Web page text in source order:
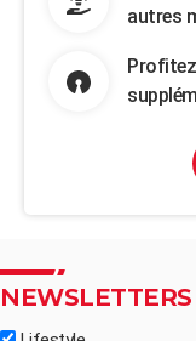
autres
NEWSLETTERS